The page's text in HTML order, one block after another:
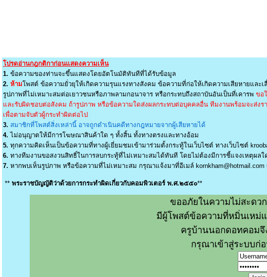
โปรดอ่านกฎกติกาก่อนแสดงความเห็น
1. ข้อความของท่านจะขึ้นแสดงโดยอัตโนมัติทันทีที่ได้รับข้อมูล
2. ห้ามโพสต์ ข้อความยั่วยุให้เกิดความรุนแรงทางสังคม ข้อความที่ก่อให้เกิดความเสียหายและ
รูปภาพที่ไม่เหมาะสมต่อเยาวชนหรือภาพลามกอนาจาร หรือกระทบถึงสถาบันอันเป็นที่เคารพ ขอ
และรับผิดชอบต่อสังคม ถ้ารูปภาพ หรือข้อความใดส่งผลกระทบต่อบุคคลอื่น ทีมงานพร้อมจะส่งร
เพื่อตามจับตัวผู้กระทำผิดต่อไป
3. สมาชิกที่โพสต์สิ่งเหล่านี้ อาจถูกดำเนินคดีทางกฎหมายจากผู้เสียหายได้
4. ไม่อนุญาตให้มีการโฆษณาสินค้าใด ๆ ทั้งสิ้น ทั้งทางตรงและทางอ้อม
5. ทุกความคิดเห็นเป็นข้อความที่ทางผู้เยี่ยมชมเข้ามาร่วมตั้งกระทู้ในเว็บไซต์ ทางเว็บไซต์
6. ทางทีมงานขอสงวนสิทธิ์ในการลบกระทู้ที่ไม่เหมาะสมได้ทันที โดยไม่ต้องมีการชี้แจงเหตุผล
7. หากพบเห็นรูปภาพ หรือข้อความที่ไม่เหมาะสม กรุณาแจ้งมาที่อีเมล์ kornkham@hotmail.com
** พระราชบัญญัติว่าด้วยการกระทำผิดเกี่ยวกับคอมพิวเตอร์ พ.ศ.๒๕๕๐**
ขออภัยในความไม่สะดว
มีผู้โพสต์ข้อความที่หมิ่นเหม่
ครูบ้านนอกดอทคอม
กรุณาเข้าสู่ระบบก่